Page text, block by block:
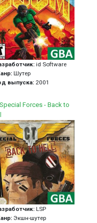
id Software
Шутер
выпуска: 2001
Forces - Back to
LSP
Экшн-шутер